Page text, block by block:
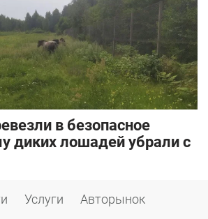
в безопасное
диких лошадей убрали с
в последнее время все
Услуги Авторынок